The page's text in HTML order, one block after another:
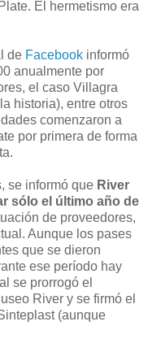
El hermetismo era
l de Facebook informó
anualmente por
el caso Villagra
historia), entre otros
comenzaron a
por primera de forma
se informó que River
sólo el último año de
de proveedores,
Aunque los pases
que se dieron
ese período hay
se prorrogó el
River y se firmó el
(aunque